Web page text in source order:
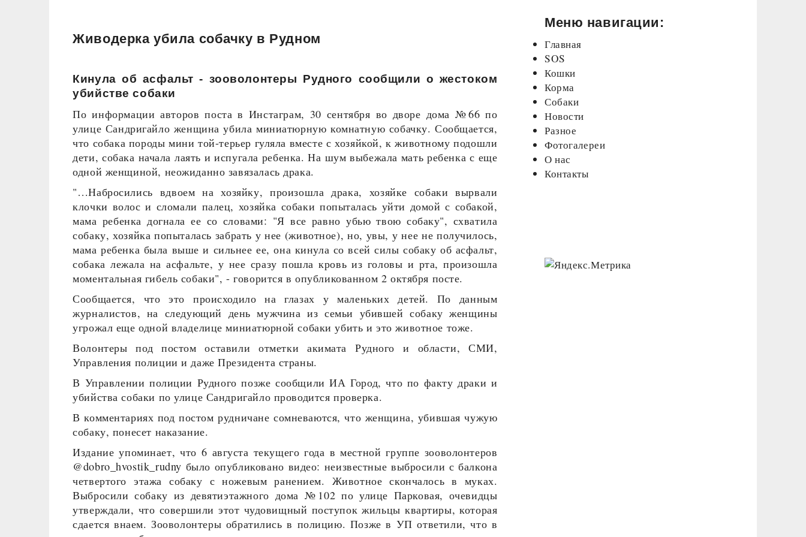
Живодерка убила собачку в Рудном
Кинула об асфальт - зооволонтеры Рудного сообщили о жестоком
убийстве собаки
По информации авторов поста в Инстаграм, 30 сентября во дворе дома №66 по
улице Сандригайло женщина убила миниатюрную комнатную собачку. Сообщается,
что собака породы мини той-терьер гуляла вместе с хозяйкой, к животному подошли
дети, собака начала лаять и испугала ребенка. На шум выбежала мать ребенка с еще
одной женщиной, неожиданно завязалась драка.
"…Набросились вдвоем на хозяйку, произошла драка, хозяйке собаки вырвали
клочки волос и сломали палец, хозяйка собаки попыталась уйти домой с собакой,
мама ребенка догнала ее со словами: "Я все равно убью твою собаку", схватила
собаку, хозяйка попыталась забрать у нее (животное), но, увы, у нее не получилось,
мама ребенка была выше и сильнее ее, она кинула со всей силы собаку об асфальт,
собака лежала на асфальте, у нее сразу пошла кровь из головы и рта, произошла
моментальная гибель собаки", - говорится в опубликованном 2 октября посте.
Сообщается, что это происходило на глазах у маленьких детей. По данным
журналистов, на следующий день мужчина из семьи убившей собаку женщины
угрожал еще одной владелице миниатюрной собаки убить и это животное тоже.
Волонтеры под постом оставили отметки акимата Рудного и области, СМИ,
Управления полиции и даже Президента страны.
В Управлении полиции Рудного позже сообщили ИА Город, что по факту драки и
убийства собаки по улице Сандригайло проводится проверка.
В комментариях под постом рудничане сомневаются, что женщина, убившая чужую
собаку, понесет наказание.
Издание упоминает, что 6 августа текущего года в местной группе зооволонтеров
@dobro_hvostik_rudny было опубликовано видео: неизвестные выбросили с балкона
четвертого этажа собаку с ножевым ранением. Животное скончалось в муках.
Выбросили собаку из девятиэтажного дома №102 по улице Парковая, очевидцы
утверждали, что совершили этот чудовищный поступок жильцы квартиры, которая
сдается внаем. Зооволонтеры обратились в полицию. Позже в УП ответили, что в
Меню навигации:
Главная
SOS
Кошки
Корма
Собаки
Новости
Разное
Фотогалереи
О нас
Контакты